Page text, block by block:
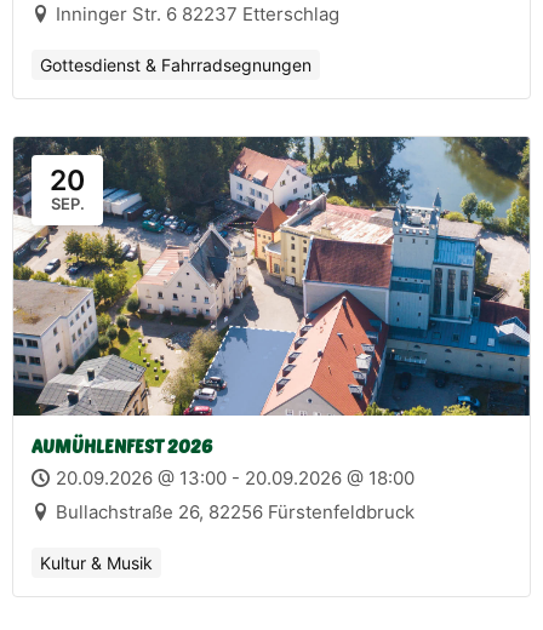
Inninger Str. 6 82237 Etterschlag
Gottesdienst & Fahrradsegnungen
20
SEP.
AUMÜHLENFEST 2026
20.09.2026 @ 13:00 - 20.09.2026 @ 18:00
Bullachstraße 26, 82256 Fürstenfeldbruck
Kultur & Musik